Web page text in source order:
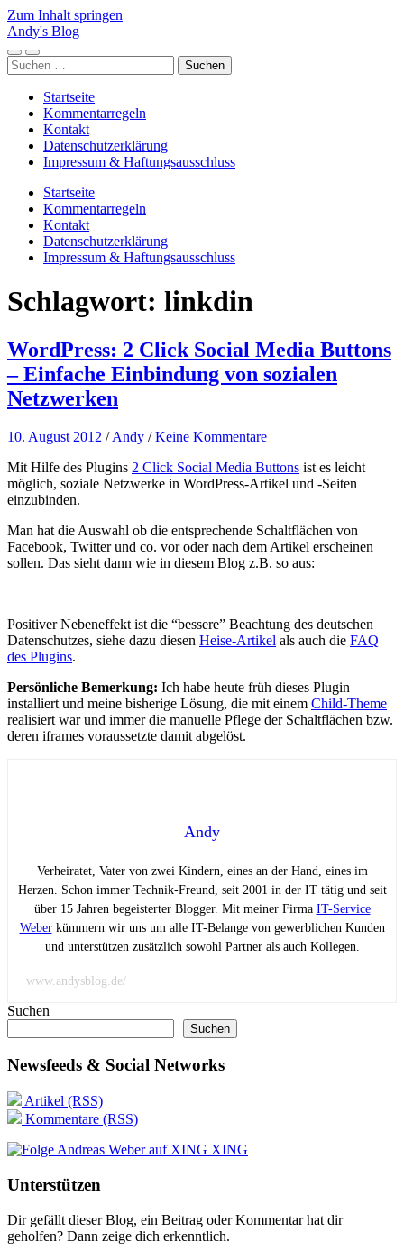
Zum Inhalt springen
Andy's Blog
Mobile-
Menü
Suchfeld
ein-/ausblenden
Suchen
nach:
Startseite
Kommentarregeln
Kontakt
Datenschutzerklärung
Impressum & Haftungsausschluss
Startseite
Kommentarregeln
Kontakt
Datenschutzerklärung
Impressum & Haftungsausschluss
Schlagwort: linkdin
WordPress: 2 Click Social Media Buttons
– Einfache Einbindung von sozialen
Netzwerken
10. August 2012 /Andy /Keine Kommentare
Mit Hilfe des Plugins 2 Click Social Media Buttons ist es leicht
möglich, soziale Netzwerke in WordPress-Artikel und -Seiten
einzubinden.
Man hat die Auswahl ob die entsprechende Schaltflächen von
Facebook, Twitter und co. vor oder nach dem Artikel erscheinen
sollen. Das sieht dann wie in diesem Blog z.B. so aus:
Positiver Nebeneffekt ist die “bessere” Beachtung des deutschen
Datenschutzes, siehe dazu diesen Heise-Artikel als auch die FAQ
des Plugins.
Persönliche Bemerkung: Ich habe heute früh dieses Plugin
installiert und meine bisherige Lösung, die mit einem Child-Theme
realisiert war und immer die manuelle Pflege der Schaltflächen bzw.
deren iframes voraussetzte damit abgelöst.
Andy
Verheiratet, Vater von zwei Kindern, eines an der Hand, eines im
Herzen. Schon immer Technik-Freund, seit 2001 in der IT tätig und seit
über 15 Jahren begeisterter Blogger. Mit meiner Firma IT-Service
Weberkümmern wir uns um alle IT-Belange von gewerblichen Kunden
und unterstützen zusätzlich sowohl Partner als auch Kollegen.
www.andysblog.de/
Suchen
Suchen
Newsfeeds & Social Networks
Artikel (RSS)
Kommentare (RSS)
XING
Unterstützen
Dir gefällt dieser Blog, ein Beitrag oder Kommentar hat dir
geholfen? Dann zeige dich erkenntlich.